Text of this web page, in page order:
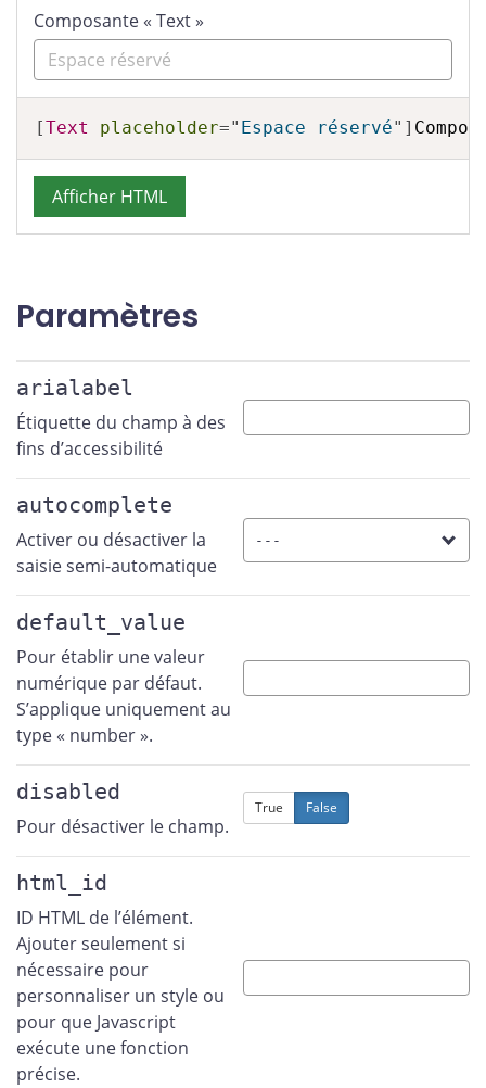
Composante « Text »
[Text placeholder=" Espace réservé" ]
Afficher HTML
Paramètres
arialabel
Étiquette du champ à des
fins d’accessibilité
autocomplete
Activer ou désactiver la
saisie semi-automatique
default_value
Pour établir une valeur
numérique par défaut.
S’applique uniquement au
type « number ».
disabled
Pour désactiver le champ.
True False
html_id
ID HTML de l’élément.
Ajouter seulement si
nécessaire pour
personnaliser un style ou
pour que Javascript
exécute une fonction
précise.